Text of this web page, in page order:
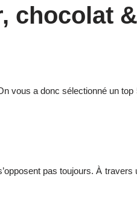
chocolat
vous a donc sélectionné un
pas toujours. À